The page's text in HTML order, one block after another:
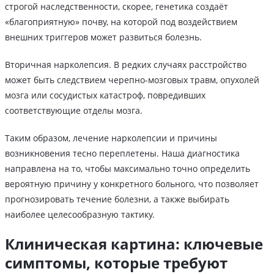
строгой наследственности, скорее, генетика создаёт
«благоприятную» почву, на которой под воздействием
внешних триггеров может развиться болезнь.
Вторичная нарколепсия. В редких случаях расстройство
может быть следствием черепно-мозговых травм, опухолей
мозга или сосудистых катастроф, повредивших
соответствующие отделы мозга.
Таким образом, лечение нарколепсии и причины
возникновения тесно переплетены. Наша диагностика
направлена на то, чтобы максимально точно определить
вероятную причину у конкретного больного, что позволяет
прогнозировать течение болезни, а также выбирать
наиболее целесообразную тактику.
Клиническая картина: ключевые
симптомы, которые требуют